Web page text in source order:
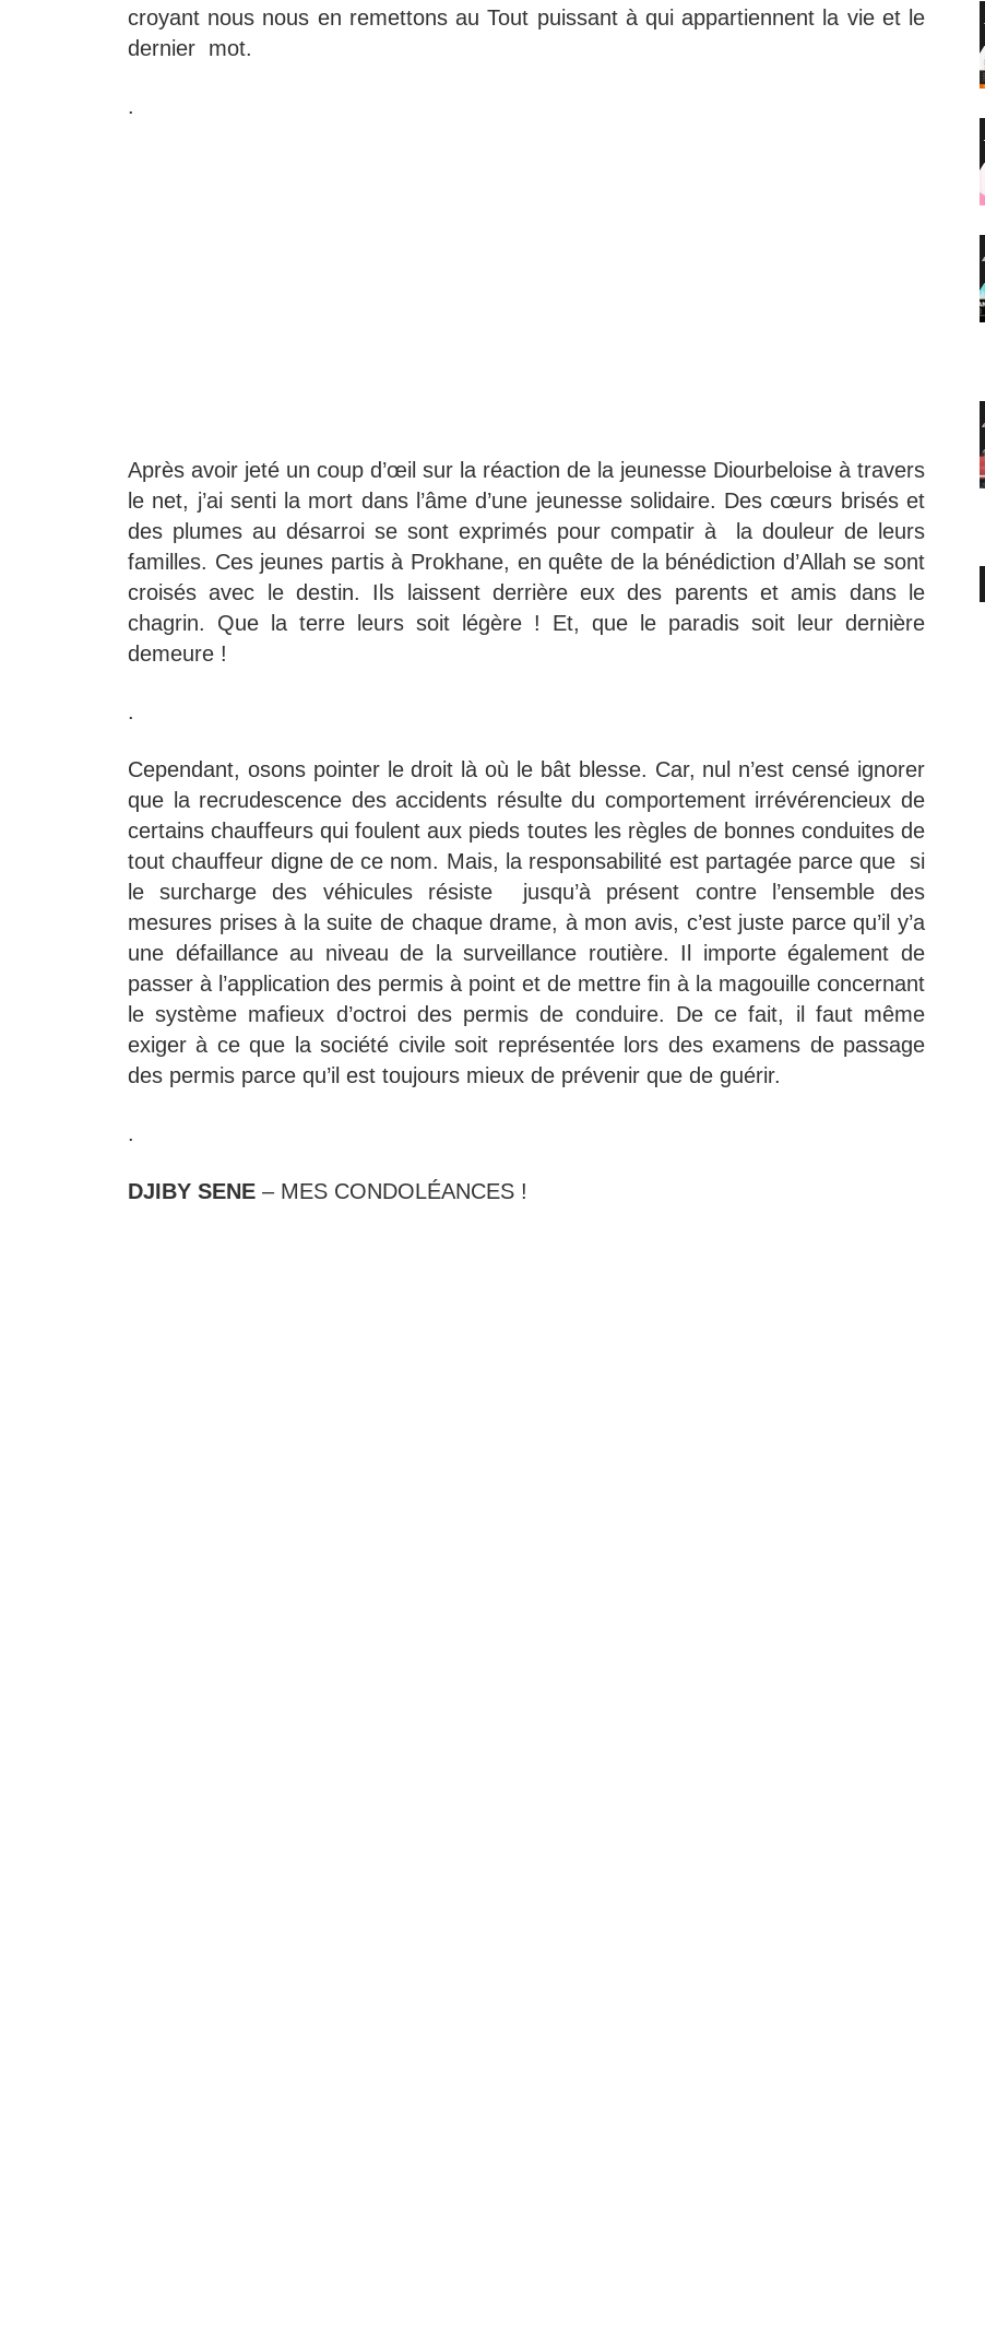
croyant nous nous en remettons au Tout puissant à qui appartiennent la vie et le
dernier mot.
.
Après avoir jeté un coup d’œil sur la réaction de la jeunesse Diourbeloise à travers
le net, j’ai senti la mort dans l’âme d’une jeunesse solidaire. Des cœurs brisés et
des plumes au désarroi se sont exprimés pour compatir à la douleur de leurs
familles. Ces jeunes partis à Prokhane, en quête de la bénédiction d’Allah se sont
croisés avec le destin. Ils laissent derrière eux des parents et amis dans le
chagrin. Que la terre leurs soit légère ! Et, que le paradis soit leur dernière
demeure !
.
Cependant, osons pointer le droit là où le bât blesse. Car, nul n’est censé ignorer
que la recrudescence des accidents résulte du comportement irrévérencieux de
certains chauffeurs qui foulent aux pieds toutes les règles de bonnes conduites de
tout chauffeur digne de ce nom. Mais, la responsabilité est partagée parce que si
le surcharge des véhicules résiste jusqu’à présent contre l’ensemble des
mesures prises à la suite de chaque drame, à mon avis, c’est juste parce qu’il y’a
une défaillance au niveau de la surveillance routière. Il importe également de
passer à l’application des permis à point et de mettre fin à la magouille concernant
le système mafieux d’octroi des permis de conduire. De ce fait, il faut même
exiger à ce que la société civile soit représentée lors des examens de passage
des permis parce qu’il est toujours mieux de prévenir que de guérir.
.
DJIBY SENE – MES CONDOLÉANCES !